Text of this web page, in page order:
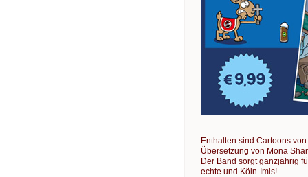
Enthalten sind Cartoons
Übersetzung von Mona
Der Band sorgt ganzjährig
echte und Köln-Imis!